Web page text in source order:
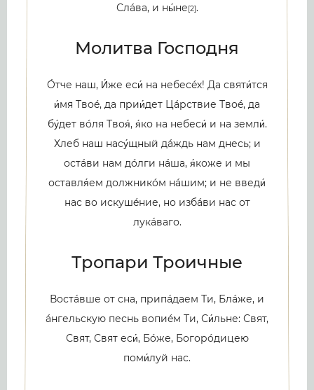
Слáва, и ны́не[2].
Молитва Господня
Óтче наш, И́же еси́ на небесéх! Да святи́тся
и́мя Твоé, да прии́дет Цáрствие Твоé, да
бу́дет вóля Твоя́, я́ко на небеси́ и на земли́.
Хлеб наш насу́щный дáждь нам днесь; и
остáви нам дóлги нáша, я́коже и мы
оставля́ем должникóм нáшим; и не введи́
нас во искушéние, но избáви нас от
лукáваго.
Тропари Троичные
Востáвше от сна, припáдаем Ти, Блáже, и
áнгельскую песнь вопиéм Ти, Си́льне: Свят,
Свят, Свят еси́, Бóже, Богорóдицею
поми́луй нас.